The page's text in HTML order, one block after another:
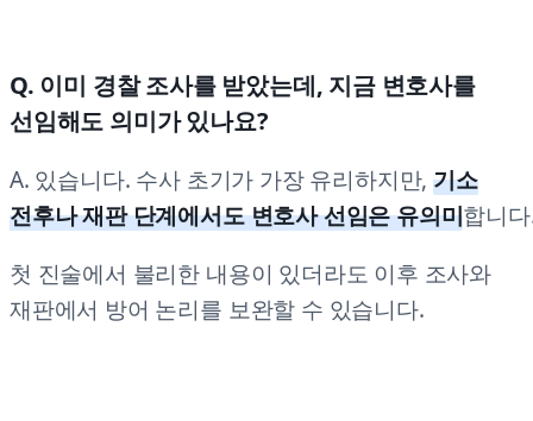
Q. 이미 경찰 조사를 받았는데, 지금 변호사를
선임해도 의미가 있나요?
A. 있습니다. 수사 초기가 가장 유리하지만,기소
전후나 재판 단계에서도 변호사 선임은 유의미합니
첫 진술에서 불리한 내용이 있더라도 이후 조사와
재판에서 방어 논리를 보완할 수 있습니다.